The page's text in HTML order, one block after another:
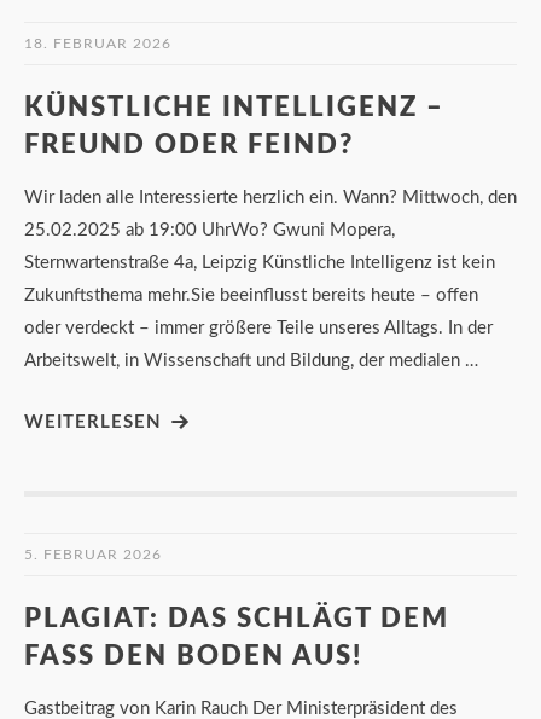
18. FEBRUAR 2026
KÜNSTLICHE INTELLIGENZ –
FREUND ODER FEIND?
Wir laden alle Interessierte herzlich ein. Wann? Mittwoch, den
25.02.2025 ab 19:00 UhrWo? Gwuni Mopera,
Sternwartenstraße 4a, Leipzig Künstliche Intelligenz ist kein
Zukunftsthema mehr.Sie beeinflusst bereits heute – offen
oder verdeckt – immer größere Teile unseres Alltags. In der
Arbeitswelt, in Wissenschaft und Bildung, der medialen …
WEITERLESEN
5. FEBRUAR 2026
PLAGIAT: DAS SCHLÄGT DEM
FASS DEN BODEN AUS!
Gastbeitrag von Karin Rauch Der Ministerpräsident des